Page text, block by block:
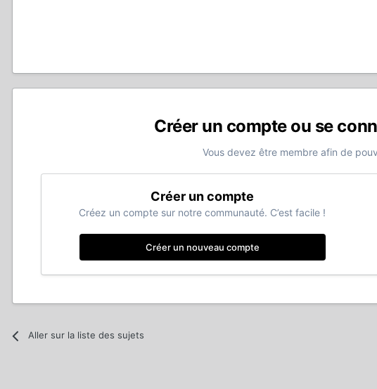
Créer un compte ou se
Vous devez être membre afin de
Créer un compte
Créez un compte sur notre communauté. C’est facile !
Créer un nouveau compte
Aller sur la liste des sujets